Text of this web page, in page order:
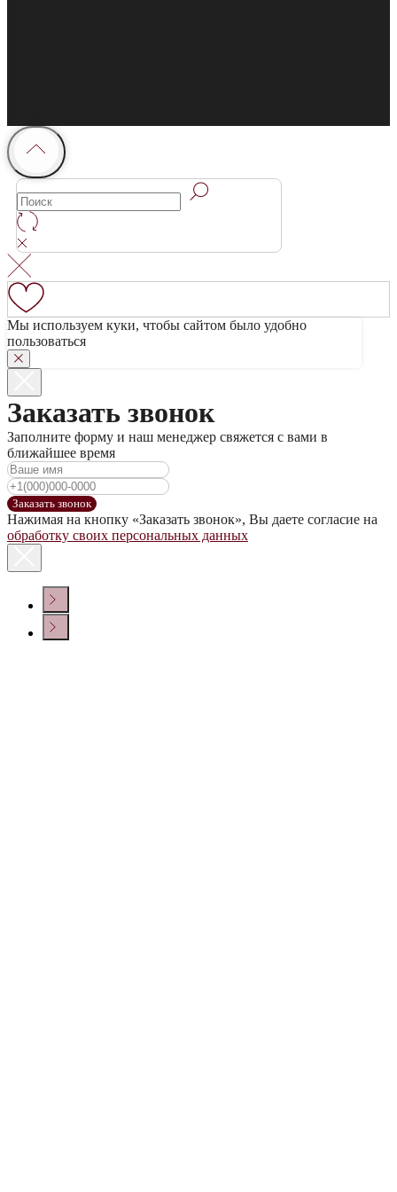
Мы используем куки, чтобы сайтом было удобно
пользоваться
Заказать звонок
Заполните форму и наш менеджер свяжется с вами в
ближайшее время
Заказать звонок
Нажимая на кнопку «Заказать звонок», Вы даете согласие на
обработку своих персональных данных